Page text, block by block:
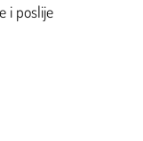
i poslije